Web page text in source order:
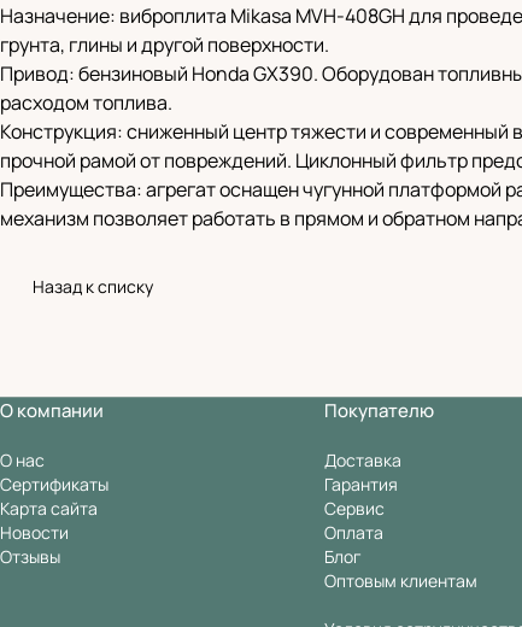
Назначение: виброплита Mikasa MVH-408GH для
грунта, глины и другой поверхности.
Привод: бензиновый Honda GX390. Оборудован
расходом топлива.
Конструкция: сниженный центр тяжести и
прочной рамой от повреждений. Циклонный фильтр
Преимущества: агрегат оснащен чугунной платформой
механизм позволяет работать в прямом и обратном
Назад к списку
О компании
О нас
Сертификаты
Карта сайта
Новости
Отзывы
Покупателю
Доставка
Гарантия
Сервис
Оплата
Блог
Оптовым клиентам